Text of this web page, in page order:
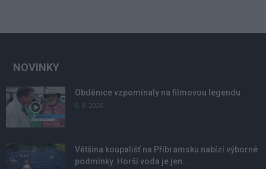
NOVINKY
Obděnice vzpomínaly na filmovou legendu
6. 8. 2026
Většina koupališť na Příbramsku nabízí výborné
podmínky. Horší voda je jen...